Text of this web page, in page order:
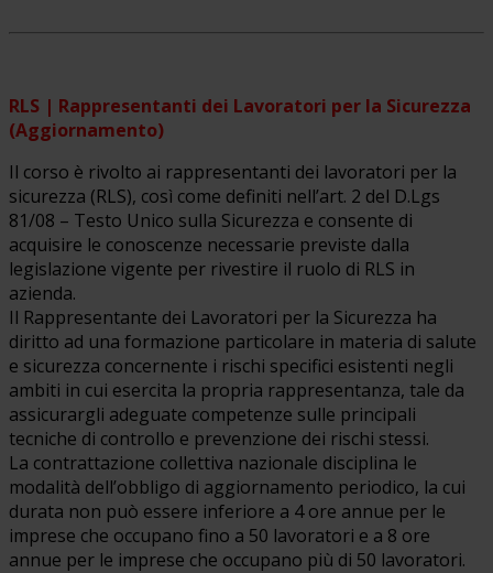
RLS | Rappresentanti dei Lavoratori per la Sicurezza
(Aggiornamento)
Il corso è rivolto ai rappresentanti dei lavoratori per la
sicurezza (RLS), così come definiti nell’art. 2 del D.Lgs
81/08 – Testo Unico sulla Sicurezza e consente di
acquisire le conoscenze necessarie previste dalla
legislazione vigente per rivestire il ruolo di RLS in
azienda.
Il Rappresentante dei Lavoratori per la Sicurezza ha
diritto ad una formazione particolare in materia di salute
e sicurezza concernente i rischi specifici esistenti negli
ambiti in cui esercita la propria rappresentanza, tale da
assicurargli adeguate competenze sulle principali
tecniche di controllo e prevenzione dei rischi stessi.
La contrattazione collettiva nazionale disciplina le
modalità dell’obbligo di aggiornamento periodico, la cui
durata non può essere inferiore a 4 ore annue per le
imprese che occupano fino a 50 lavoratori e a 8 ore
annue per le imprese che occupano più di 50 lavoratori.